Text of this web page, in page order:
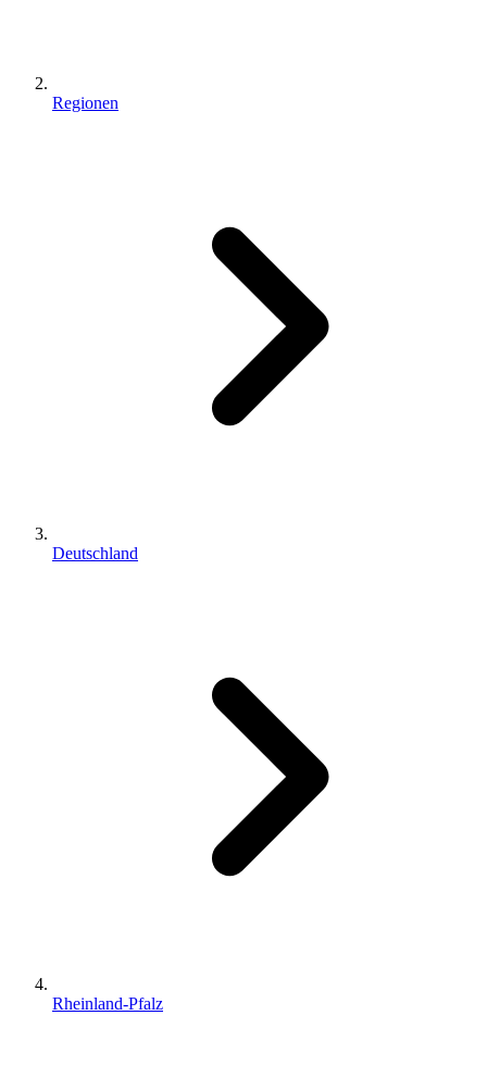
Regionen
Deutschland
Rheinland-Pfalz